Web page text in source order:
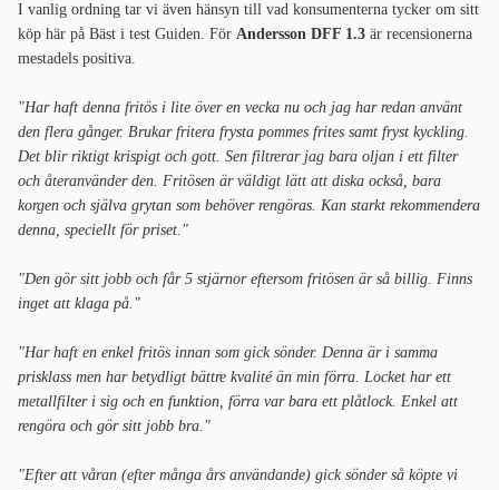
I vanlig ordning tar vi även hänsyn till vad konsumenterna tycker om sitt
köp här på Bäst i test Guiden. För Andersson DFF 1.3 är recensionerna
mestadels positiva.
"Har haft denna fritös i lite över en vecka nu och jag har redan använt
den flera gånger. Brukar fritera frysta pommes frites samt fryst kyckling.
Det blir riktigt krispigt och gott. Sen filtrerar jag bara oljan i ett filter
och återanvänder den. Fritösen är väldigt lätt att diska också, bara
korgen och själva grytan som behöver rengöras. Kan starkt rekommendera
denna, speciellt för priset."
"Den gör sitt jobb och får 5 stjärnor eftersom fritösen är så billig. Finns
inget att klaga på."
"Har haft en enkel fritös innan som gick sönder. Denna är i samma
prisklass men har betydligt bättre kvalité än min förra. Locket har ett
metallfilter i sig och en funktion, förra var bara ett plåtlock. Enkel att
rengöra och gör sitt jobb bra."
"Efter att våran (efter många års användande) gick sönder så köpte vi